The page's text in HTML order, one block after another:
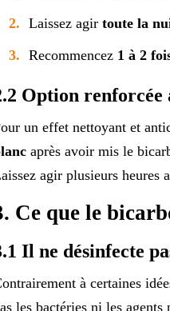
Laissez agir toute la
Recommencez 1 à 2
Option renforcée
un effet nettoyant et
après avoir mis le
agir plusieurs heures
Ce que le
Il ne désinfecte
à certaines
les bactéries ni les